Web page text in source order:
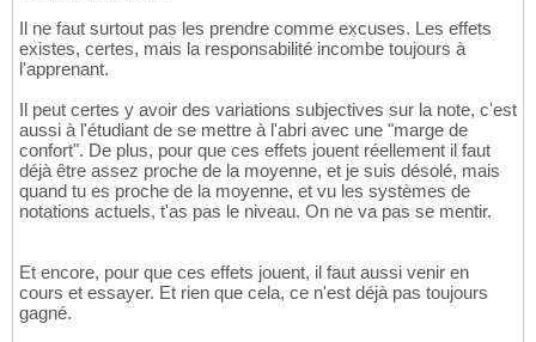
Il ne faut surtout pas les prendre comme excuses. Les effets
existes, certes, mais la responsabilité incombe toujours à
l'apprenant.
Il peut certes y avoir des variations subjectives sur la note, c'est
aussi à l'étudiant de se mettre à l'abri avec une "marge de
confort". De plus, pour que ces effets jouent réellement il faut
déjà être assez proche de la moyenne, et je suis désolé, mais
quand tu es proche de la moyenne, et vu les systèmes de
notations actuels, t'as pas le niveau. On ne va pas se mentir.
Et encore, pour que ces effets jouent, il faut aussi venir en
cours et essayer. Et rien que cela, ce n'est déjà pas toujours
gagné.